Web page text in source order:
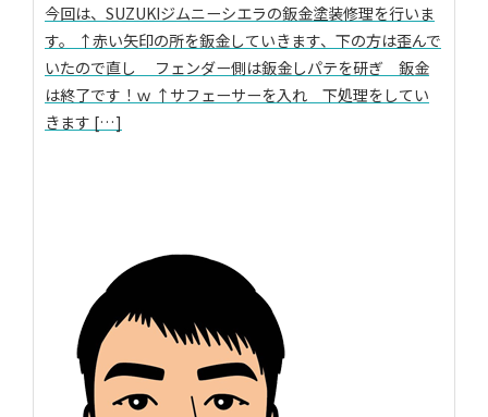
今回は、SUZUKIジムニーシエラの鈑金塗装修理を行いま
す。 ↑赤い矢印の所を鈑金していきます、下の方は歪んで
いたので直し フェンダー側は鈑金しパテを研ぎ 鈑金
は終了です！ｗ ↑サフェーサーを入れ 下処理をしてい
きます […]